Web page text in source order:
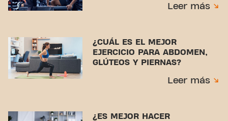
Leer más
¿CUÁL ES EL MEJOR
EJERCICIO PARA ABDOMEN,
GLÚTEOS Y PIERNAS?
Leer más
¿ES MEJOR HACER